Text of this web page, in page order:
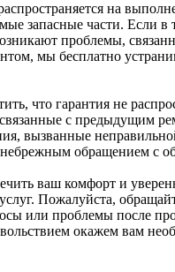
на
запасные части. Если в
проблемы,
мы бесплатно
что гарантия не
с предыдущим
вызванные
обращением с
ваш комфорт и
Пожалуйста,
или проблемы после
окажем вам